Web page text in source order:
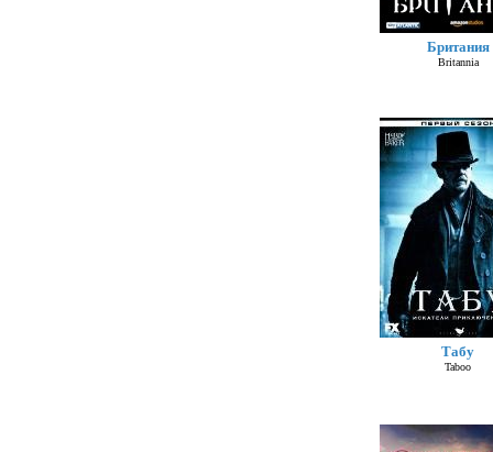
Британия
Britannia
Табу
Taboo